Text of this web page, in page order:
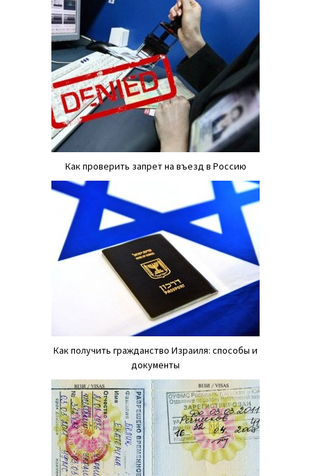
Как проверить запрет на въезд в Россию
Как получить гражданство Израиля: способы и
документы